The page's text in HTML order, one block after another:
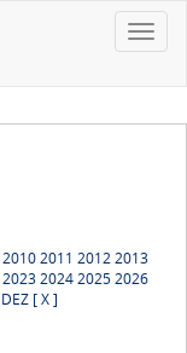
Toggle
20102011 20122013
2023202420252026
DEZ [ X ]